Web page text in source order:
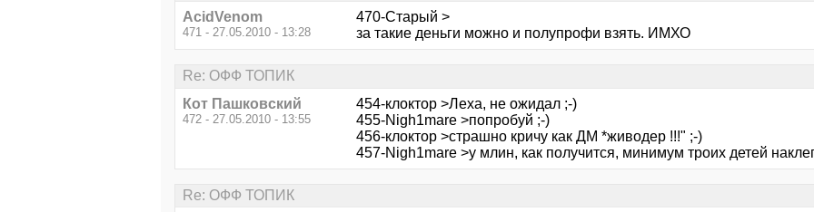
AcidVenom
471 - 27.05.2010 - 13:28
470-Старый >
за такие деньги можно и полупрофи взять. ИМХО
Re: ОФФ ТОПИК
Кот Пашковский
472 - 27.05.2010 - 13:55
454-клоктор >Леха, не ожидал ;-)
455-Nigh1mare >попробуй ;-)
456-клоктор >страшно кричу как ДМ *живодер !!!" ;-)
457-Nigh1mare >у млин, как получится, минимум троих детей
Re: ОФФ ТОПИК